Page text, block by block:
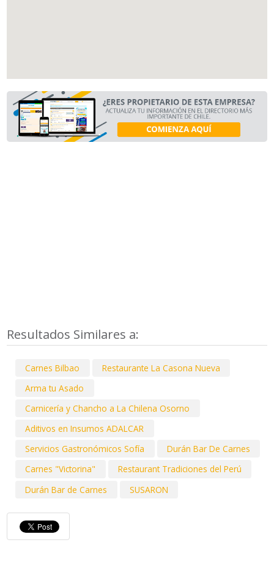
Resultados Similares a:
Carnes Bilbao
Restaurante La Casona Nueva
Arma tu Asado
Carnicería y Chancho a La Chilena Osorno
Aditivos en Insumos ADALCAR
Servicios Gastronómicos Sofía
Durán Bar De Carnes
Carnes "Victorina"
Restaurant Tradiciones del Perú
Durán Bar de Carnes
SUSARON